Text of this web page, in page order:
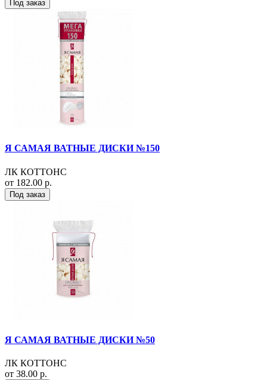
Под заказ
Я САМАЯ ВАТНЫЕ ДИСКИ №150
ЛК КОТТОНС
от 182.00 р.
Под заказ
Я САМАЯ ВАТНЫЕ ДИСКИ №50
ЛК КОТТОНС
от 38.00 р.